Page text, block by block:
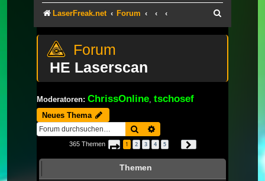
LaserFreak.net Forum
HE Laserscan
Moderatoren: ChrissOnline tschosef
Neues Thema
Suche
365 Themen Seite 1von 13
1 2 3 4 5
Themen